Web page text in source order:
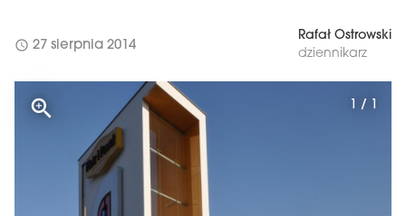
schedule 27 sierpnia 2014
Rafał Ostrowski
dziennikarz
1 / 1